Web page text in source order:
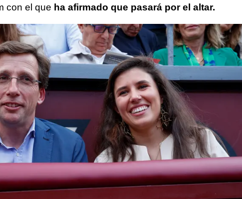
con el que ha afirmado que pasará por el altar.